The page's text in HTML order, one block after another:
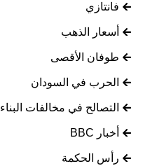
فانتازي
أسعار الذهب
طوفان الأقصى
الحرب في السودان
التصالح في مخالفات البناء
أخبار BBC
رأس الحكمة